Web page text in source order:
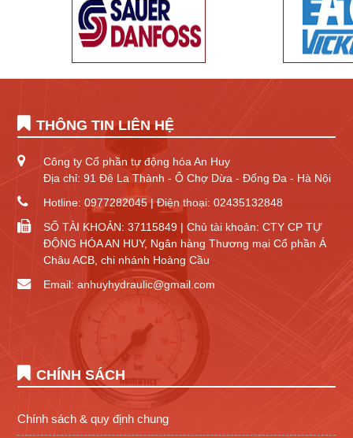
THÔNG TIN LIÊN HỆ
Công ty Cổ phần tự động hóa An Huy
Địa chỉ: 91 Đê La Thành - Ô Chợ Dừa - Đống Đa - Hà Nội
Hotline: 0977282045 | Điện thoại: 02435132848
SỐ TÀI KHOẢN: 37115849 | Chủ tài khoản: CTY CP TỰ
ĐỘNG HÓA AN HUY, Ngân hàng Thương mại Cổ phần Á
Châu ACB, chi nhánh Hoàng Cầu
Email: anhuyhydraulic@gmail.com
CHÍNH SÁCH
Chính sách & quy định chung